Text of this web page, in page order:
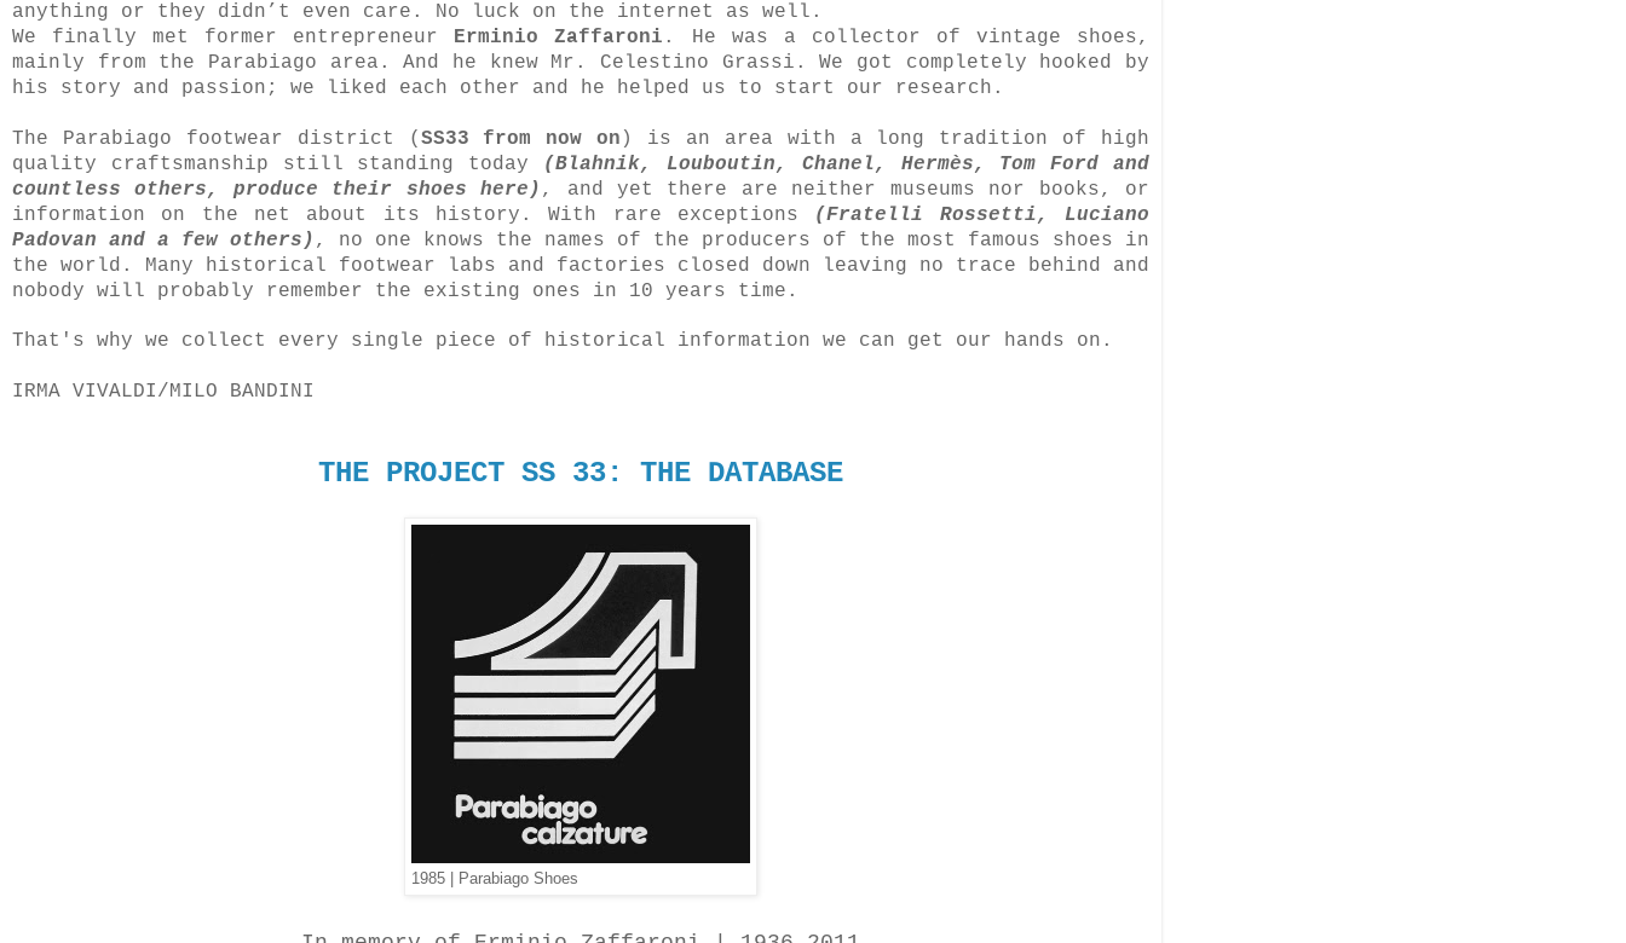
anything or they didn’t even care. No luck on the internet as well.
We finally met former entrepreneur Erminio Zaffaroni . He was a collector of vintage shoes,
mainly from the Parabiago area. And he knew Mr. Celestino Grassi. We got completely hooked by
his story and passion; we liked each other and he helped us to start our research.
The Parabiago footwear district ( SS33 from now on ) is an area with a long tradition of high
quality craftsmanship still standing today
(Blahnik, Louboutin, Chanel, Hermès, Tom Ford and
countless others, produce their shoes here) , and yet there are neither museums nor books, or
information on the net about its history. With rare exceptions (Fratelli Rossetti, Luciano
Padovan and a few others) , no one knows the names of the producers of the most famous shoes in
the world. Many historical footwear labs and factories closed down leaving no trace behind and
nobody will probably remember the existing ones in 10 years time.
That's why we collect every single piece of historical information we can get our hands on.
IRMA VIVALDI/MILO BANDINI
THE PROJECT SS 33: THE DATABASE
1985 | Parabiago Shoes